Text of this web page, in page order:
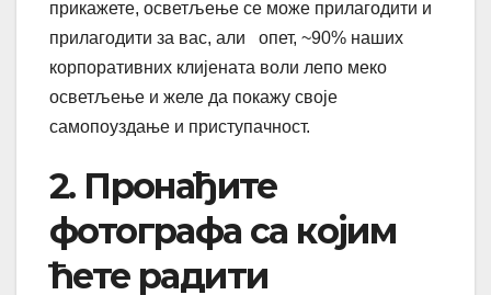
прикажете, осветљење се може прилагодити и
прилагодити за вас, али опет, ~90% наших
корпоративних клијената воли лепо меко
осветљење и желе да покажу своје
самопоуздање и приступачност.
2. Пронађите
фотографа са којим
ћете радити